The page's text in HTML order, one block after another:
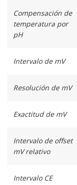
Compensación de
temperatura por
pH
Intervalo de mV
Resolución de mV
Exactitud de mV
Intervalo de offset
mV relativo
Intervalo CE